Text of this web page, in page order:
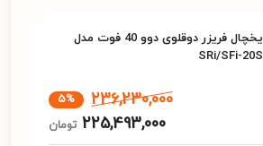
یخچال فریزر دوقلوی دوو 40 فوت مدل
SRi/SFi-20S
236,230,000
5%
225,493,000 تومان